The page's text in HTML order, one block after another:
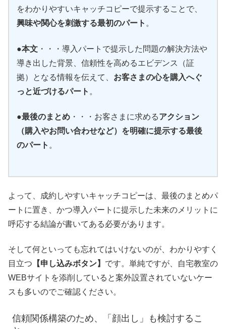
をわかりやすいキャッチコピーで提示することで、
興味や関心を刺激する最初のパート 。
●本文 ・・・導入パートで提示した問題の解決方法や
導き出した背景、信頼性を高めるエビデンス（証
拠）となる情報を伝えて、 お客さまの心を購入へぐ
っと近づけるパート 。
●最後のまとめ ・・・お客さまに求めるアクション
（購入やお問い合わせなど）を明確に提示する最後
のパート 。
よって、成約しやすいキャッチコピーは、最後のまとめパ
ートに置き、かつ導入パートに提示した未来のメリットに
呼応する結論が書いてある必要があります。
そして何といっても忘れてはいけないのが、わかりやすく
目立つ 【申し込みボタン】 です。単純ですが、自宅教室の
WEBサイトを添削していると案外設置されていないケー
スも多いのでご確認ください。
信頼関係構築のため、「顔出し」も検討するこ